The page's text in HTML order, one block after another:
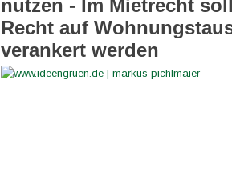
nutzen - Im Mietrecht
Recht auf
verankert werden